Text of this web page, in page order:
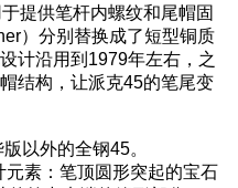
提供笔杆内螺纹和尾帽固
）分别替换成了短型铜质
计沿用到1979年左右，之
结构，让派克45的笔尾变
以外的全钢45。
素：笔顶圆形突起的宝石